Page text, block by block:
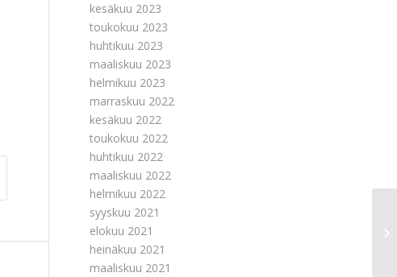
kesäkuu 2023
toukokuu 2023
huhtikuu 2023
maaliskuu 2023
helmikuu 2023
marraskuu 2022
kesäkuu 2022
toukokuu 2022
huhtikuu 2022
maaliskuu 2022
helmikuu 2022
syyskuu 2021
elokuu 2021
heinäkuu 2021
maaliskuu 2021